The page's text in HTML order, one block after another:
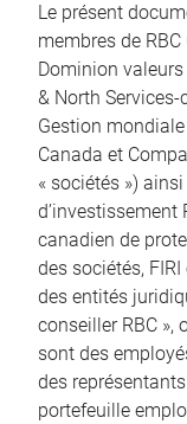
Le présent
membres de
Dominion
& North
Gestion
Canada et
« sociétés »)
d’investissement
canadien de
des sociétés,
des entités
conseiller RBC »,
sont des
des
portefeuille